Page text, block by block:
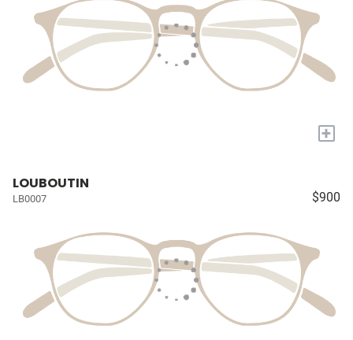
+
LOUBOUTIN
LB0007 $900